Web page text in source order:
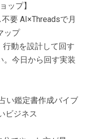
ップ】
要 AI×Threadsで月
ップ
動を設計して回す
。今日から回す実装
い鑑定書作成バイブ
ビジネス